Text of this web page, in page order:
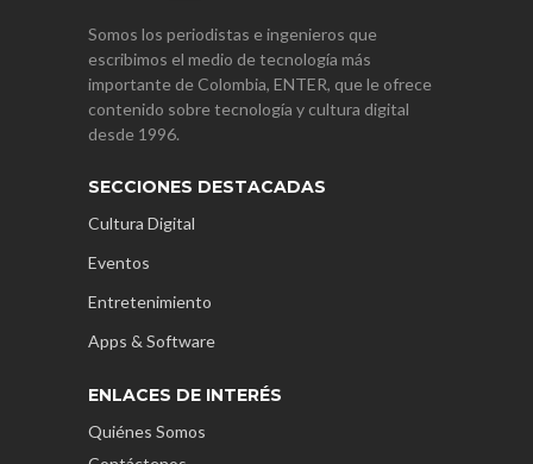
Somos los periodistas e ingenieros que
escribimos el medio de tecnología más
importante de Colombia, ENTER, que le ofrece
contenido sobre tecnología y cultura digital
desde 1996.
SECCIONES DESTACADAS
Cultura Digital
Eventos
Entretenimiento
Apps & Software
ENLACES DE INTERÉS
Quiénes Somos